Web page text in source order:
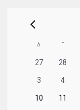
Ημερολόγιο
του
Δ Τ
0
27
0
28
0
3
0
4
0
10
0
11